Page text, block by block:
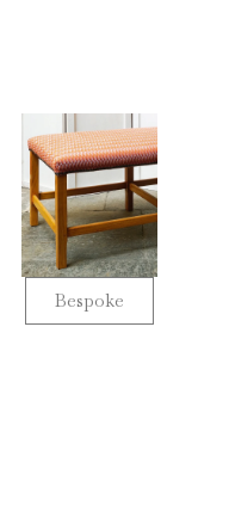
Bespoke